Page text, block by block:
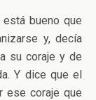
bueno que
y, decía
su coraje y de
Y dice que el
ese coraje que